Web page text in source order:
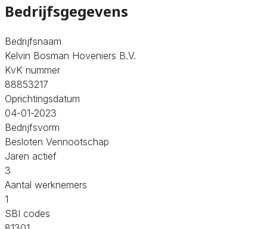
Bedrijfsgegevens
Bedrijfsnaam
Kelvin Bosman Hoveniers B.V.
KvK nummer
88853217
Oprichtingsdatum
04-01-2023
Bedrijfsvorm
Besloten Vennootschap
Jaren actief
3
Aantal werknemers
1
SBI codes